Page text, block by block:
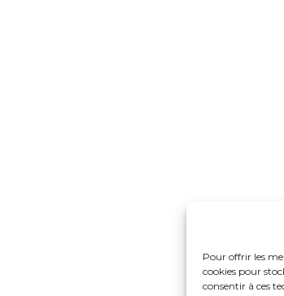
Pour offrir les
cookies pour
consentir à ces